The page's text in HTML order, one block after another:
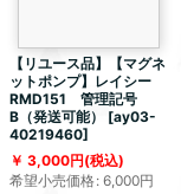
【リユース品】【マグネ
ットポンプ】レイシー
RMD151 管理記号
B（発送可能）
[ay03-
40219460]
3,000円(税込)
希望小売価格: 6,000円